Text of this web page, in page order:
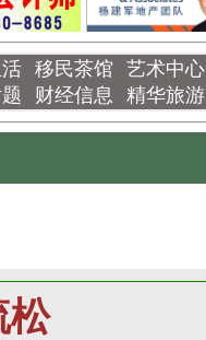
移民茶馆 艺术中心
财经信息 精华旅游
松